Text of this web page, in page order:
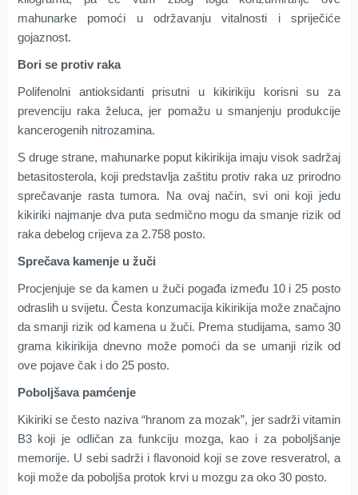
mahunarke pomoći u održavanju vitalnosti i spriječiće
gojaznost.
Bori se protiv raka
Polifenolni antioksidanti prisutni u kikirikiju korisni su za
prevenciju raka želuca, jer pomažu u smanjenju produkcije
kancerogenih nitrozamina.
S druge strane, mahunarke poput kikirikija imaju visok sadržaj
betasitosterola, koji predstavlja zaštitu protiv raka uz prirodno
sprečavanje rasta tumora. Na ovaj način, svi oni koji jedu
kikiriki najmanje dva puta sedmično mogu da smanje rizik od
raka debelog crijeva za 2.7­58 posto.
Sprečava kamenje u žuči
Procjenjuje se da kamen u žuči pogađa između 10 i 25 posto
odraslih u svijetu. Česta konzumacija kikirikija može značajno
da smanji rizik od kamena u žuči. Prema studijama, samo 30
grama kikirikija dnevno može pomoći da se umanji rizik od
ove pojave čak i do 25 posto.
Poboljšava pamćenje
Kikiriki se često naziva “hranom za mozak”, jer sadrži vitamin
B3 koji je odličan za funkciju mozga, kao i za poboljšanje
memorije. U sebi sadrži i flavonoid koji se zove resveratrol, a
koji može da poboljša protok krvi u mozgu za oko 30 posto.